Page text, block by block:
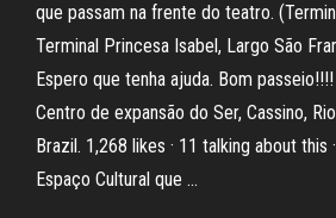
que passam na frente do teatro.
Terminal Princesa Isabel, Largo São
Espero que tenha ajuda. Bom
Centro de expansão do Ser, Cassino,
Brazil. 1,268 likes · 11 talking about this
Espaço Cultural que …